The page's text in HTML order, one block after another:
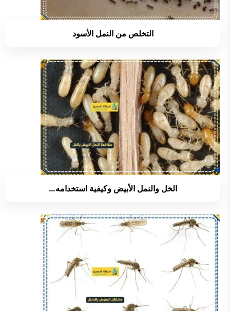
التخلص من النمل الأسود
الخل والنمل الأبيض وكيفية استخدامه…